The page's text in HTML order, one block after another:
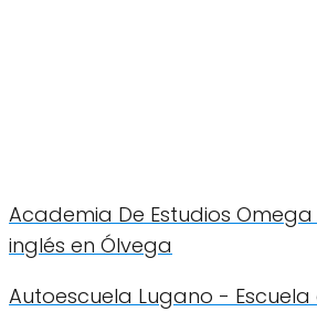
Academia De Estudios
inglés en Ólvega
Autoescuela Lugano - Escuela